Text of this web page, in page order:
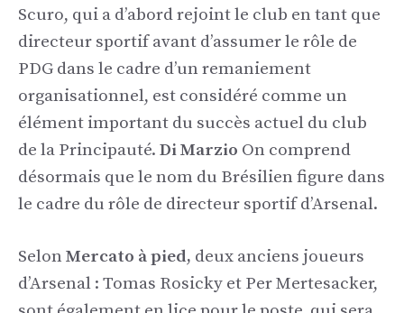
Scuro, qui a d’abord rejoint le club en tant que
directeur sportif avant d’assumer le rôle de
PDG dans le cadre d’un remaniement
organisationnel, est considéré comme un
élément important du succès actuel du club
de la Principauté. Di Marzio On comprend
désormais que le nom du Brésilien figure dans
le cadre du rôle de directeur sportif d’Arsenal.
Selon Mercato à pied, deux anciens joueurs
d’Arsenal : Tomas Rosicky et Per Mertesacker,